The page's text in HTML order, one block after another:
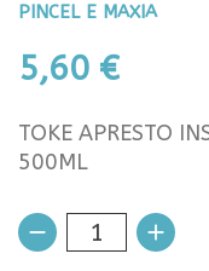
PINCEL E MAXIA
5,60 €
TOKE APRESTO
500ML